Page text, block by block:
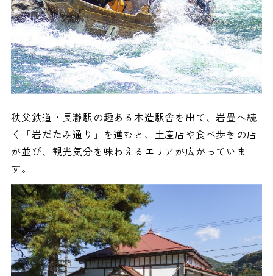
秩父鉄道・長瀞駅の趣ある木造駅舎を出て、岩畳へ続
く「岩だたみ通り」を進むと、土産店や食べ歩きの店
が並び、観光気分を味わえるエリアが広がっていま
す。